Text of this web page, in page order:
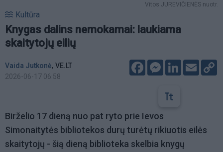
Vitos JUREVIČIENĖS nuotr.
Kultūra
Knygas dalins nemokamai: laukiama
skaitytojų eilių
Vaida Jutkonė, VE.LT
2026-06-17 06:58
FacebookMessenger
LinkedIn
Email
Birželio 17 dieną nuo pat ryto prie Ievos
Simonaitytės bibliotekos durų turėtų rikiuotis eilės
skaitytojų - šią dieną biblioteka skelbia knygų